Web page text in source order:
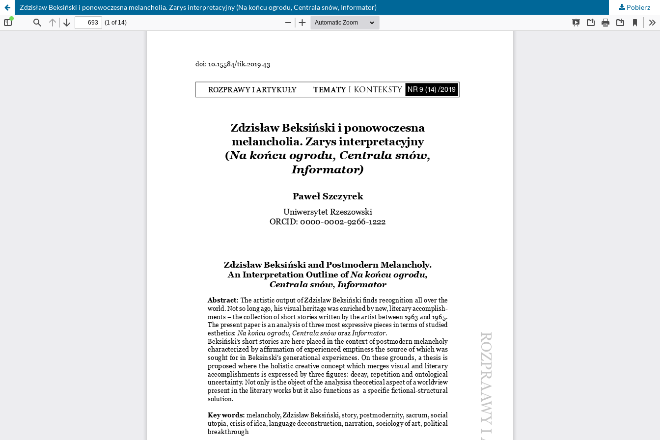
Zdzisław Beksiński i ponowoczesna melancholia. Zarys interpretacyjny (Na końcu ogrodu, Centrala snów, Informator) Pobierz